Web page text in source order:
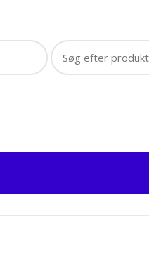
Search
for: